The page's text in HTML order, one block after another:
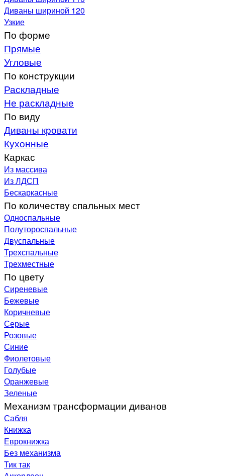
Диваны шириной 120
Узкие
По форме
Прямые
Угловые
По конструкции
Раскладные
Не раскладные
По виду
Диваны кровати
Кухонные
Каркас
Из массива
Из ЛДСП
Бескаркасные
По количеству спальных мест
Односпальные
Полутороспальные
Двуспальные
Трехспальные
Трехместные
По цвету
Сиреневые
Бежевые
Коричневые
Серые
Розовые
Синие
Фиолетовые
Голубые
Оранжевые
Зеленые
Механизм трансформации диванов
Сабля
Книжка
Еврокнижка
Без механизма
Тик так